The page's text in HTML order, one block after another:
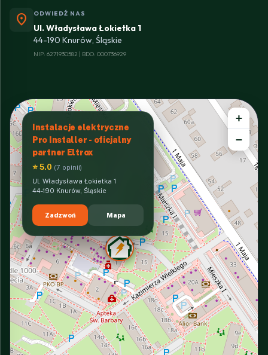
location_on ODWIEDŹ NAS
Ul. Władysława Łokietka 1
44-190 Knurów, Śląskie
NIP: 6271930582 | BDO: 000736929
Instalacje elektryczne
Pro Installer - oficjalny
partner Eltrox
⭐ 5.0 (7 opinii)
Ul. Władysława Łokietka 1
44-190 Knurów, Śląskie
Zadzwoń Mapa
+
−